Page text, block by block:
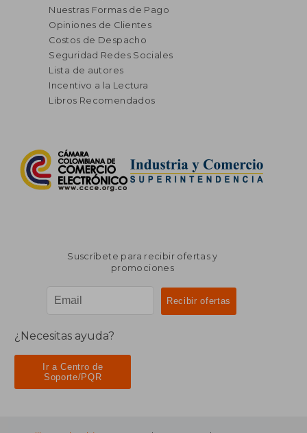
Nuestras Formas de Pago
Opiniones de Clientes
Costos de Despacho
Seguridad Redes Sociales
Lista de autores
Incentivo a la Lectura
Libros Recomendados
Suscríbete para recibir ofertas y
promociones
¿Necesitas ayuda?
Ir a Centro de
Soporte/PQR